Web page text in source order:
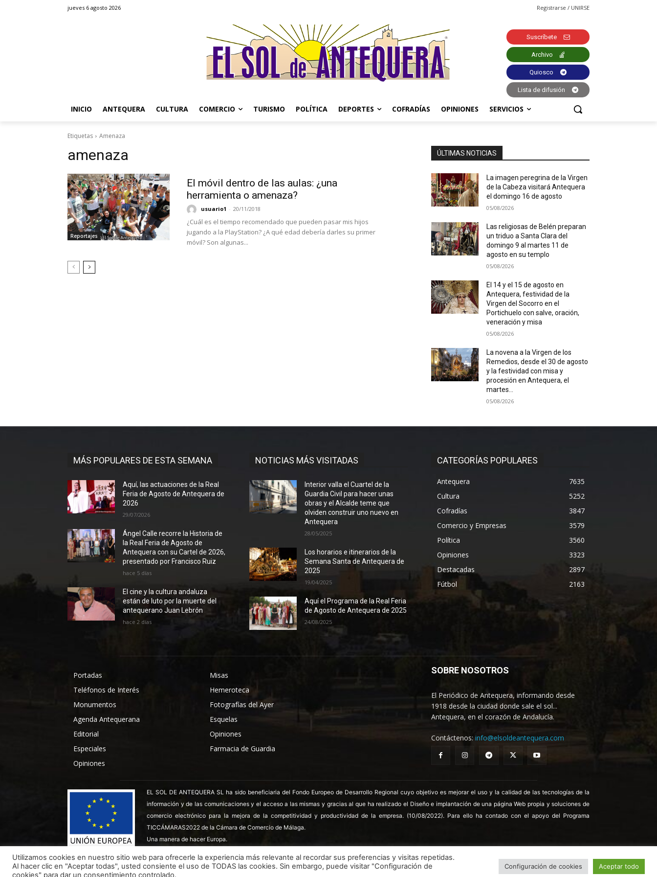
jueves 6 agosto 2026 Registrarse / UNIRSE
Suscríbete
Archivo
Quiosco
Lista de difusión
INICIO ANTEQUERA CULTURA COMERCIO TURISMO POLÍTICA DEPORTES COFRADÍAS OPINIONES SERVICIOS
Etiquetas Amenaza
amenaza
Reportajes
El móvil dentro de las aulas: ¿una
herramienta o amenaza?
usuario1 - 20/11/2018
¿Cuál es el tiempo recomendado que pueden pasar mis hijos
jugando a la PlayStation? ¿A qué edad debería darles su primer
móvil? Son algunas...
ÚLTIMAS NOTICIAS
La imagen peregrina de la Virgen
de la Cabeza visitará Antequera
el domingo 16 de agosto
05/08/2026
Las religiosas de Belén preparan
un triduo a Santa Clara del
domingo 9 al martes 11 de
agosto en su templo
05/08/2026
El 14 y el 15 de agosto en
Antequera, festividad de la
Virgen del Socorro en el
Portichuelo con salve, oración,
veneración y misa
05/08/2026
La novena a la Virgen de los
Remedios, desde el 30 de agosto
y la festividad con misa y
procesión en Antequera, el
martes...
05/08/2026
MÁS POPULARES DE ESTA SEMANA
Aquí, las actuaciones de la Real
Feria de Agosto de Antequera de
2026
29/07/2026
Ángel Calle recorre la Historia de
la Real Feria de Agosto de
Antequera con su Cartel de 2026,
presentado por Francisco Ruiz
hace 5 días
El cine y la cultura andaluza
están de luto por la muerte del
antequerano Juan Lebrón
hace 2 días
NOTICIAS MÁS VISITADAS
Interior valla el Cuartel de la
Guardia Civil para hacer unas
obras y el Alcalde teme que
olviden construir uno nuevo en
Antequera
28/05/2025
Los horarios e itinerarios de la
Semana Santa de Antequera de
2025
19/04/2025
Aquí el Programa de la Real Feria
de Agosto de Antequera de 2025
24/08/2025
CATEGORÍAS POPULARES
Antequera
7635
Cultura
5252
Cofradías
3847
Comercio y Empresas
3579
Política
3560
Opiniones
3323
Destacadas
2897
Fútbol
2163
Portadas
Teléfonos de Interés
Monumentos
Agenda Antequerana
Editorial
Especiales
Opiniones
Misas
Hemeroteca
Fotografías del Ayer
Esquelas
Opiniones
Farmacia de Guardia
SOBRE NOSOTROS
El Periódico de Antequera, informando desde
1918 desde la ciudad donde sale el sol...
Antequera, en el corazón de Andalucía.
Contáctenos: info@elsoldeantequera.com
EL SOL DE ANTEQUERA SL ha sido beneficiaria del Fondo Europeo de Desarrollo Regional cuyo objetivo es mejorar el uso y la calidad de las tecnologías de la
información y de las comunicaciones y el acceso a las mismas y gracias al que ha realizado el Diseño e implantación de una página Web propia y soluciones de
comercio electrónico para la mejora de la competitividad y productividad de la empresa. (10/08/2022). Para ello ha contado con el apoyo del Programa
TICCÁMARAS2022 de la Cámara de Comercio de Málaga.
Una manera de hacer Europa.
Todos los derechos reservados ©Dinan - 2026 LSSICE Términos y condiciones Política de Cookies Política de Privacidad
Aviso legal
Utilizamos cookies en nuestro sitio web para ofrecerle la experiencia más relevante al recordar sus preferencias y visitas repetidas.
Al hacer clic en "Aceptar todas", usted consiente el uso de TODAS las cookies. Sin embargo, puede visitar "Configuración de
cookies" para dar un consentimiento controlado.
Configuración de cookies Aceptar todo